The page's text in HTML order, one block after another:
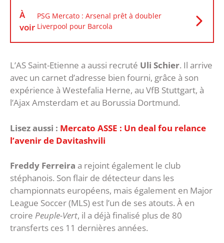
À
voir
PSG Mercato : Arsenal prêt à doubler
Liverpool pour Barcola
L’AS Saint-Etienne a aussi recruté Uli Schier. Il arrive
avec un carnet d’adresse bien fourni, grâce à son
expérience à Westefalia Herne, au VfB Stuttgart, à
l’Ajax Amsterdam et au Borussia Dortmund.
Lisez aussi : Mercato ASSE : Un deal fou relance
l’avenir de Davitashvili
Freddy Ferreira a rejoint également le club
stéphanois. Son flair de détecteur dans les
championnats européens, mais également en Major
League Soccer (MLS) est l’un de ses atouts. À en
croire Peuple-Vert, il a déjà finalisé plus de 80
transferts ces 11 dernières années.